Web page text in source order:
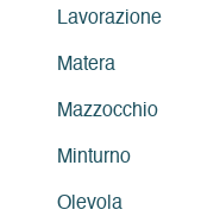
Lavorazione
Matera
Mazzocchio
Minturno
Olevola